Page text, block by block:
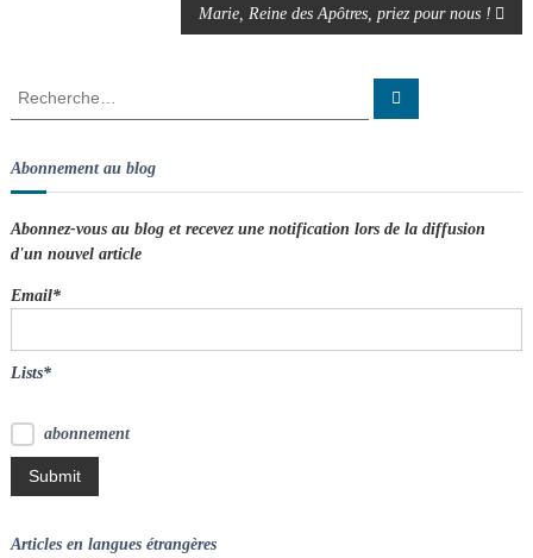
v
g
a
t
i
n
Marie, Reine des Apôtres, priez pour nous !
R
h
e
c
h
e
r
R
c
e
r
Abonnement au blog
Abonnez-vous au blog et recevez une notification lors de la diffusion
d'un nouvel article
Email*
Lists*
abonnement
Articles en langues étrangères